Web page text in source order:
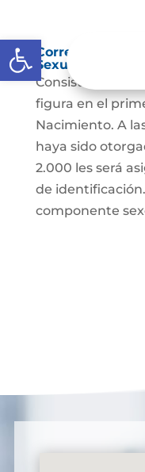
Abrir barra de
Corrección
Sexual en el
Consiste en el
figura en el
Nacimiento. A
haya sido
2.000 les será
de
componente